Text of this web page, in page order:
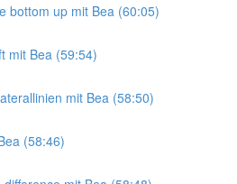
bottom up mit Bea (60:05)
mit Bea (59:54)
mit Bea (58:50)
(58:46)